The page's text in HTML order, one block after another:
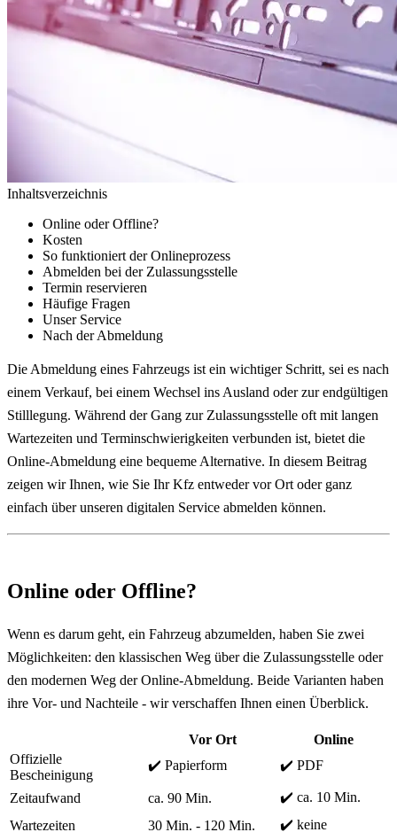
Inhaltsverzeichnis
Online oder Offline?
Kosten
So funktioniert der Onlineprozess
Abmelden bei der Zulassungsstelle
Termin reservieren
Häufige Fragen
Unser Service
Nach der Abmeldung
Die Abmeldung eines Fahrzeugs ist ein wichtiger Schritt, sei es nach
einem Verkauf, bei einem Wechsel ins Ausland oder zur endgültigen
Stilllegung. Während der Gang zur Zulassungsstelle oft mit langen
Wartezeiten und Terminschwierigkeiten verbunden ist, bietet die
Online-Abmeldung eine bequeme Alternative. In diesem Beitrag
zeigen wir Ihnen, wie Sie Ihr Kfz entweder vor Ort oder ganz
einfach über unseren digitalen Service abmelden können.
Online oder Offline?
Wenn es darum geht, ein Fahrzeug abzumelden, haben Sie zwei
Möglichkeiten: den klassischen Weg über die Zulassungsstelle oder
den modernen Weg der Online-Abmeldung. Beide Varianten haben
ihre Vor- und Nachteile - wir verschaffen Ihnen einen Überblick.
Vor Ort
Online
Offizielle
Bescheinigung
✔️ Papierform ✔️ PDF
Zeitaufwand ca. 90 Min.
✔️ ca. 10 Min.
Wartezeiten
30 Min. - 120 Min. ✔️ keine